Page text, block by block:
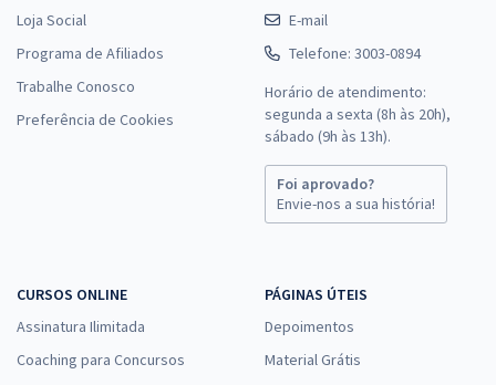
Loja Social
Programa de Afiliados
Trabalhe Conosco
Preferência de Cookies
E-mail
Telefone: 3003-0894
Horário de atendimento:
segunda a sexta (8h às 20h),
sábado (9h às 13h).
Foi aprovado?
Envie-nos a sua história!
CURSOS ONLINE
Assinatura Ilimitada
Coaching para Concursos
PÁGINAS ÚTEIS
Depoimentos
Material Grátis